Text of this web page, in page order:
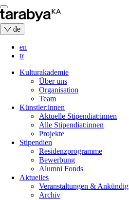
Skip
to
content
de
en
tr
Kulturakademie
Über uns
Organisation
Team
Künstler:innen
Aktuelle Stipendiat:innen
Alle Stipendiat:innen
Projekte
Stipendien
Residenzprogramme
Bewerbung
Alumni Fonds
Aktuelles
Veranstaltungen &
Archiv